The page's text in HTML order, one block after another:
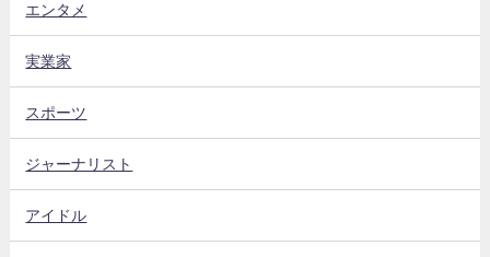
エンタメ
実業家
スポーツ
ジャーナリスト
アイドル